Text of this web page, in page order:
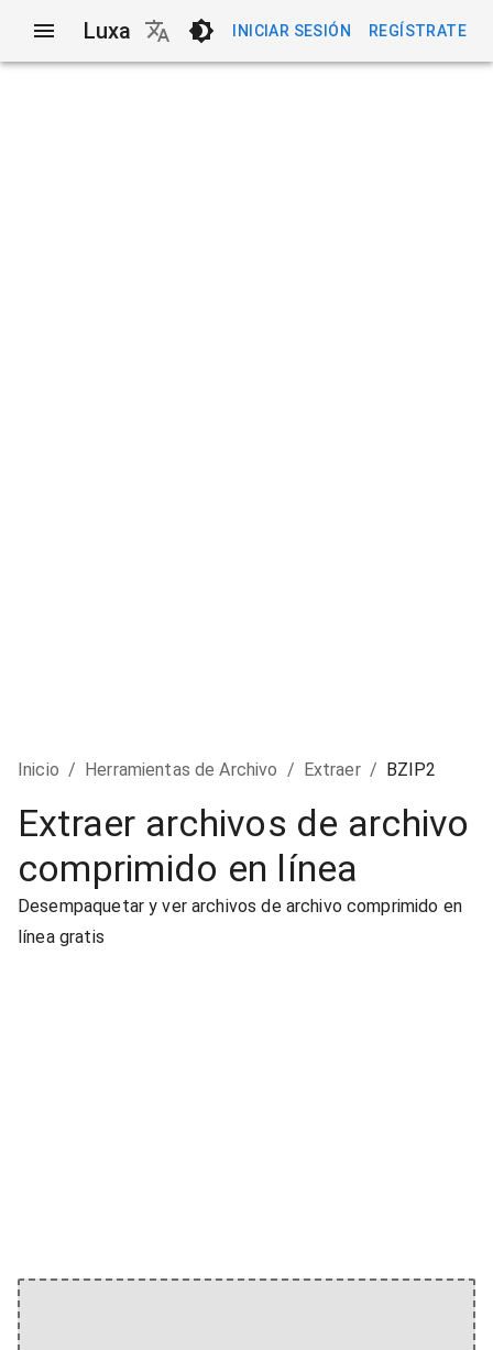
Luxa INICIAR SESIÓN REGÍSTRATE
Inicio / Herramientas de Archivo / Extraer / BZIP2
Extraer archivos de archivo
comprimido en línea
Desempaquetar y ver archivos de archivo comprimido en
línea gratis